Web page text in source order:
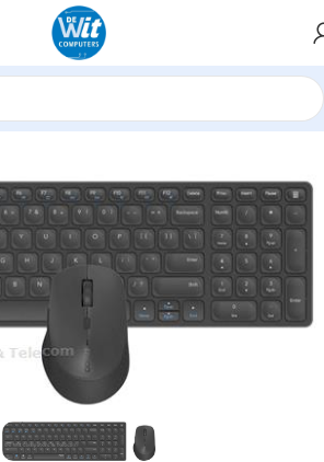
Toetsenborden Draadloos